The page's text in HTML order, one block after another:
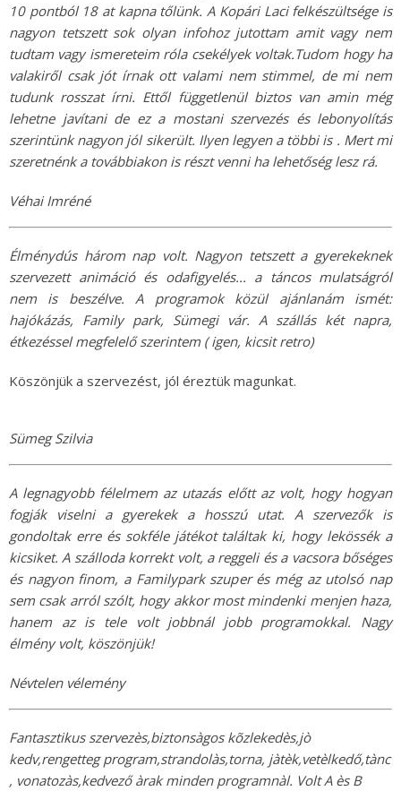
10 pontból 18 at kapna tőlünk. A Kopári Laci felkészültsége is
nagyon tetszett sok olyan infohoz jutottam amit vagy nem
tudtam vagy ismereteim róla csekélyek voltak.Tudom hogy ha
valakiről csak jót írnak ott valami nem stimmel, de mi nem
tudunk rosszat írni. Ettől függetlenül biztos van amin még
lehetne javítani de ez a mostani szervezés és lebonyolítás
szerintünk nagyon jól sikerült. Ilyen legyen a többi is . Mert mi
szeretnénk a továbbiakon is részt venni ha lehetőség lesz rá.
Véhai Imréné
Élménydús három nap volt. Nagyon tetszett a gyerekeknek
szervezett animáció és odafigyelés... a táncos mulatságról
nem is beszélve. A programok közül ajánlanám ismét:
hajókázás, Family park, Sümegi vár. A szállás két napra,
étkezéssel megfelelő szerintem ( igen, kicsit retro)
Köszönjük a szervezést, jól éreztük magunkat.
Sümeg Szilvia
A legnagyobb félelmem az utazás előtt az volt, hogy hogyan
fogják viselni a gyerekek a hosszú utat. A szervezők is
gondoltak erre és sokféle játékot találtak ki, hogy lekössék a
kicsiket. A szálloda korrekt volt, a reggeli és a vacsora bőséges
és nagyon finom, a Familypark szuper és még az utolsó nap
sem csak arról szólt, hogy akkor most mindenki menjen haza,
hanem az is tele volt jobbnál jobb programokkal. Nagy
élmény volt, köszönjük!
Névtelen vélemény
Fantasztikus szervezès,biztonsàgos kõzlekedès,jò
kedv,rengetteg program,strandolàs,torna, jàtèk,vetèlkedő,tànc
, vonatozàs,kedvező àrak minden programnàl. Volt A ès B